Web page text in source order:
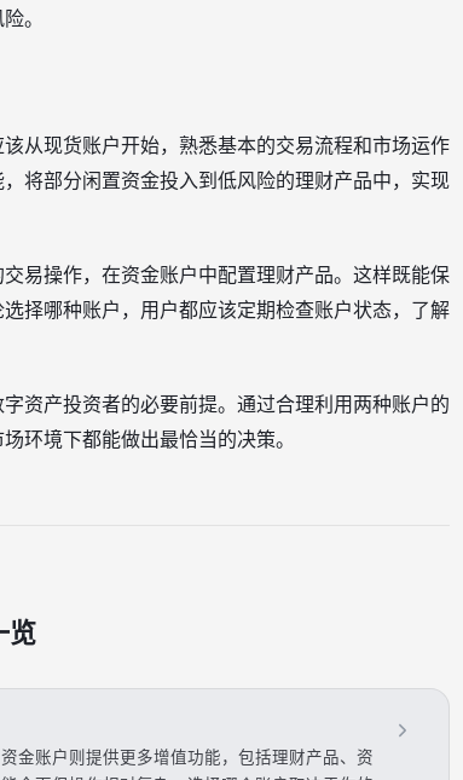
。
从现货账户开始，熟悉基本的交易流程和市场运作
将部分闲置资金投入到低风险的理财产品中，实现
易操作，在资金账户中配置理财产品。这样既能保
择哪种账户，用户都应该定期检查账户状态，了解
资产投资者的必要前提。通过合理利用两种账户的
环境下都能做出最恰当的决策。
览
金账户则提供更多增值功能，包括理财产品、资